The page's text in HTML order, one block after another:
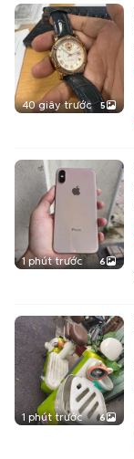
40 giây trước 5
1 phút trước 6
1 phút trước 6